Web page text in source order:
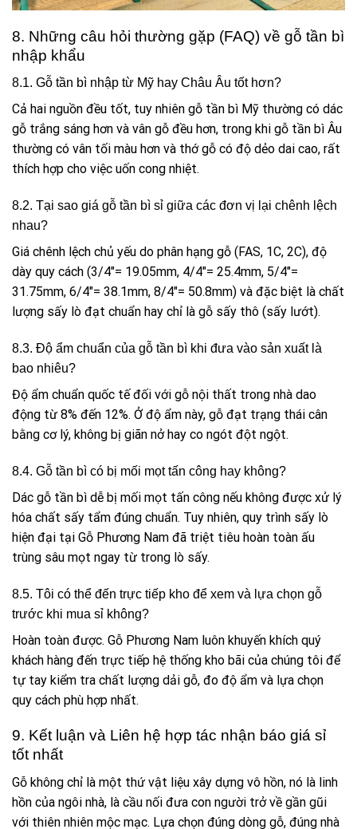
8. Những câu hỏi thường gặp (FAQ) về gỗ tần bì
nhập khẩu
8.1. Gỗ tần bì nhập từ Mỹ hay Châu Âu tốt hơn?
Cả hai nguồn đều tốt, tuy nhiên gỗ tần bì Mỹ thường có dác
gỗ trắng sáng hơn và vân gỗ đều hơn, trong khi gỗ tần bì Âu
thường có vân tối màu hơn và thớ gỗ có độ dẻo dai cao, rất
thích hợp cho việc uốn cong nhiệt.
8.2. Tại sao giá gỗ tần bì sỉ giữa các đơn vị lại chênh lệch
nhau?
Giá chênh lệch chủ yếu do phân hạng gỗ (FAS, 1C, 2C), độ
dày quy cách (3/4″= 19.05mm, 4/4″= 25.4mm, 5/4″=
31.75mm, 6/4″= 38.1mm, 8/4″= 50.8mm) và đặc biệt là chất
lượng sấy lò đạt chuẩn hay chỉ là gỗ sấy thô (sấy lướt).
8.3. Độ ẩm chuẩn của gỗ tần bì khi đưa vào sản xuất là
bao nhiêu?
Độ ẩm chuẩn quốc tế đối với gỗ nội thất trong nhà dao
động từ 8% đến 12%. Ở độ ẩm này, gỗ đạt trạng thái cân
bằng cơ lý, không bị giãn nở hay co ngót đột ngột.
8.4. Gỗ tần bì có bị mối mọt tấn công hay không?
Dác gỗ tần bì dễ bị mối mọt tấn công nếu không được xử lý
hóa chất sấy tẩm đúng chuẩn. Tuy nhiên, quy trình sấy lò
hiện đại tại Gỗ Phương Nam đã triệt tiêu hoàn toàn ấu
trùng sâu mọt ngay từ trong lò sấy.
8.5. Tôi có thể đến trực tiếp kho để xem và lựa chọn gỗ
trước khi mua sỉ không?
Hoàn toàn được. Gỗ Phương Nam luôn khuyến khích quý
khách hàng đến trực tiếp hệ thống kho bãi của chúng tôi để
tự tay kiểm tra chất lượng dải gỗ, đo độ ẩm và lựa chọn
quy cách phù hợp nhất.
9. Kết luận và Liên hệ hợp tác nhận báo giá sỉ
tốt nhất
Gỗ không chỉ là một thứ vật liệu xây dựng vô hồn, nó là linh
hồn của ngôi nhà, là cầu nối đưa con người trở về gần gũi
với thiên nhiên mộc mạc. Lựa chọn đúng dòng gỗ, đúng nhà